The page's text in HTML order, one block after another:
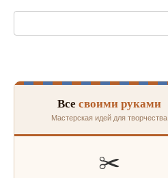
Поиск:
Все своими руками
Мастерская идей для творчества
✂️